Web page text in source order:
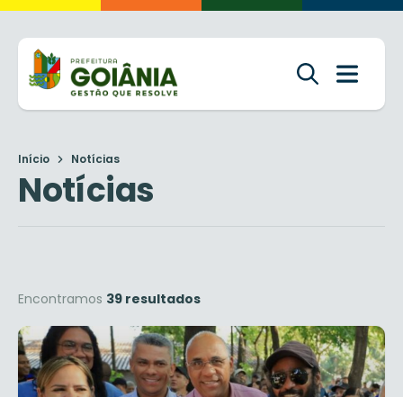
Início Notícias
Notícias
Encontramos 39 resultados